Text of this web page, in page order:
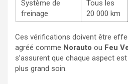
Système de
freinage
Tous les
20 000 km
Ces vérifications doivent être
agréé comme Norauto ou Feu
s’assurent que chaque aspect
plus grand soin.